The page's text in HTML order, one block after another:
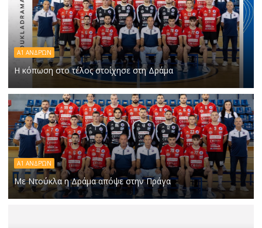
Α1 ΑΝΔΡΏΝ
Η κόπωση στο τέλος στοίχησε στη Δράμα
Α1 ΑΝΔΡΏΝ
Με Ντούκλα η Δράμα απόψε στην Πράγα